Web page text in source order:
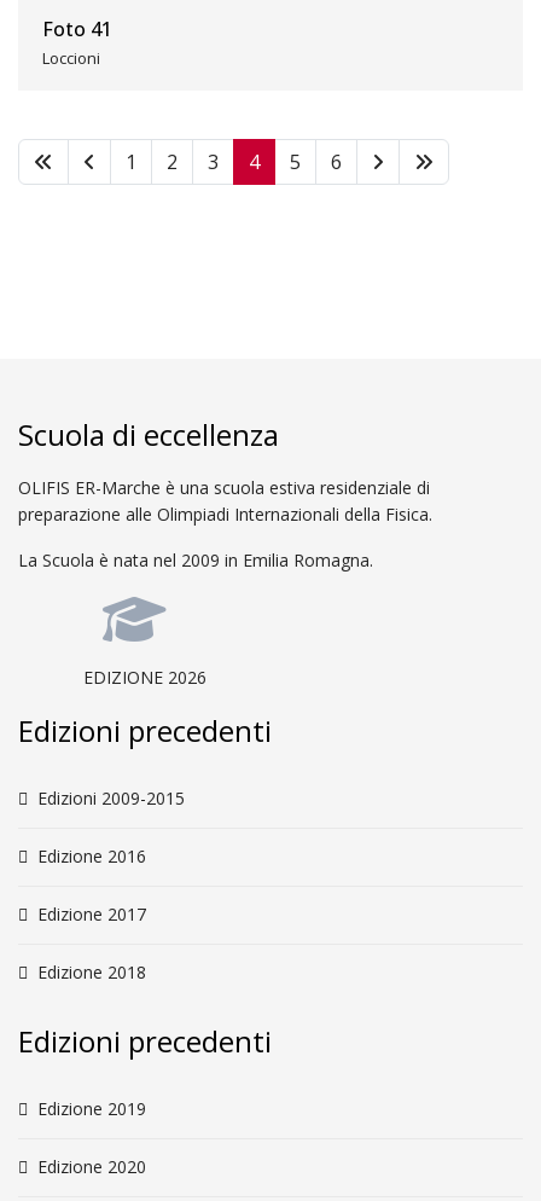
Foto 41
Loccioni
1 2 3 4 5 6
Scuola di eccellenza
OLIFIS ER-Marche è una scuola estiva residenziale di
preparazione alle Olimpiadi Internazionali della Fisica.
La Scuola è nata nel 2009 in Emilia Romagna.
EDIZIONE 2026
Edizioni precedenti
Edizioni 2009-2015
Edizione 2016
Edizione 2017
Edizione 2018
Edizioni precedenti
Edizione 2019
Edizione 2020